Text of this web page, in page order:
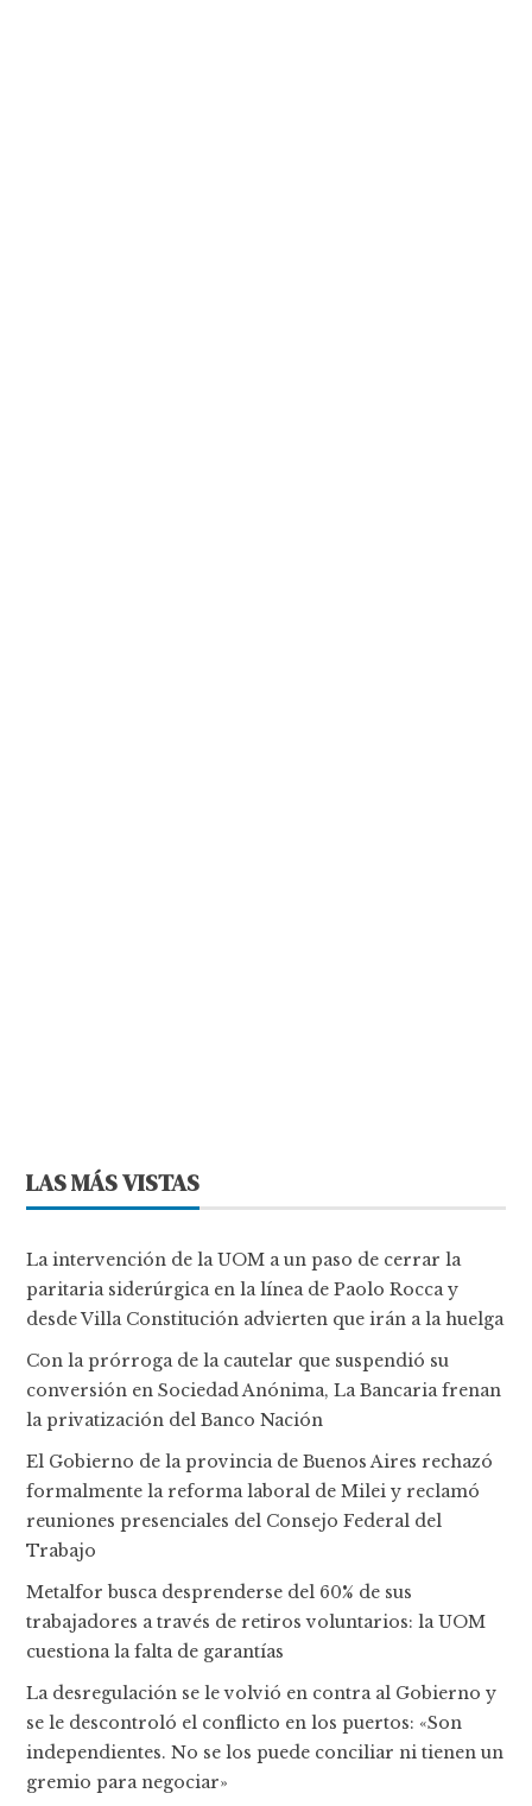
LAS MÁS VISTAS
La intervención de la UOM a un paso de cerrar la
paritaria siderúrgica en la línea de Paolo Rocca y
desde Villa Constitución advierten que irán a la huelga
Con la prórroga de la cautelar que suspendió su
conversión en Sociedad Anónima, La Bancaria frenan
la privatización del Banco Nación
El Gobierno de la provincia de Buenos Aires rechazó
formalmente la reforma laboral de Milei y reclamó
reuniones presenciales del Consejo Federal del
Trabajo
Metalfor busca desprenderse del 60% de sus
trabajadores a través de retiros voluntarios: la UOM
cuestiona la falta de garantías
La desregulación se le volvió en contra al Gobierno y
se le descontroló el conflicto en los puertos: «Son
independientes. No se los puede conciliar ni tienen un
gremio para negociar»